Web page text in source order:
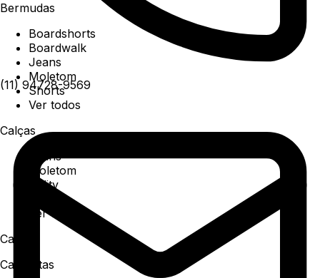
(11) 94728-9569
Bermudas
Boardshorts
Boardwalk
Jeans
Moletom
Shorts
Ver todos
Calças
Jeans
Moletom
Utility
Ver todos
Camisa
Camisetas